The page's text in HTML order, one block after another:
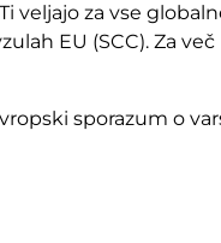
za vse
EU (SCC). Za
sporazum o